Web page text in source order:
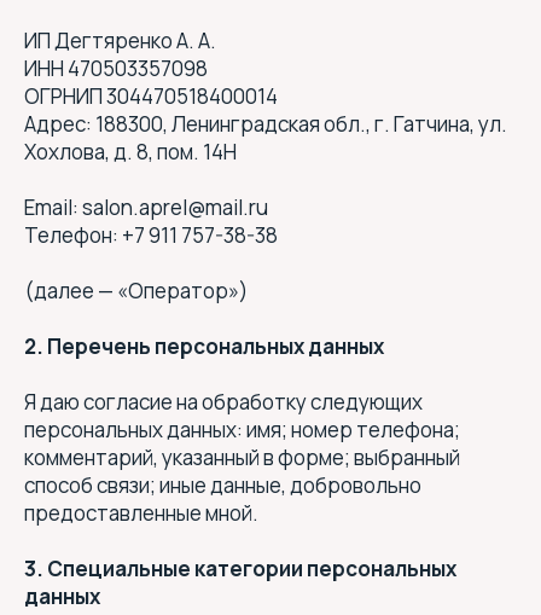
ИП Дегтяренко А. А.
ИНН 470503357098
ОГРНИП 304470518400014
Адрес: 188300, Ленинградская обл., г. Гатчина, ул.
Хохлова, д. 8, пом. 14Н
Email: salon.aprel@mail.ru
Телефон: +7 911 757-38-38
(далее — «Оператор»)
2. Перечень персональных данных
Я даю согласие на обработку следующих
персональных данных: имя; номер телефона;
комментарий, указанный в форме; выбранный
способ связи; иные данные, добровольно
предоставленные мной.
3. Специальные категории персональных
данных